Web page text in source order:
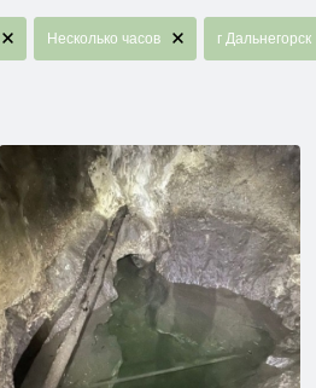
Несколько часов г Дальнегорск